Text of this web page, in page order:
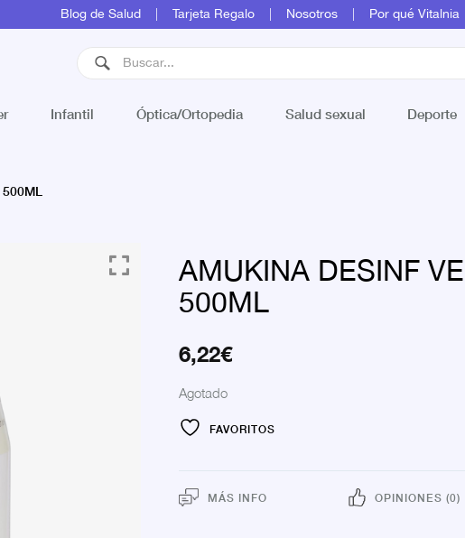
Blog de Salud Tarjeta Regalo Nosotros Por qué Vitalnia
Infantil Óptica/Ortopedia Salud sexual Deporte
500ML
AMUKINA DESINF
500ML
6,22€
Agotado
FAVORITOS
MÁS INFO OPINIONES (0)